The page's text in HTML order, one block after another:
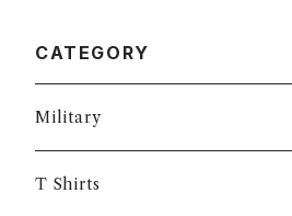
CATEGORY
Military
T Shirts